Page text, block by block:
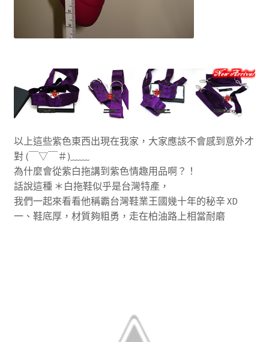
以上這些紫色東西出現在我家，大家應該不會感到意外才
對 (￣▽￣＃)﹏﹏
為什麼會從紫白拖講到紫色情趣用品啊？！
話說這種 ＊白拖鞋似乎是台灣特產，
我們一起來看看他稱霸台灣鞋業王國幾十年的秘辛 XD
一、鞋底厚，材質夠粗勇，走在柏油路上相當耐磨